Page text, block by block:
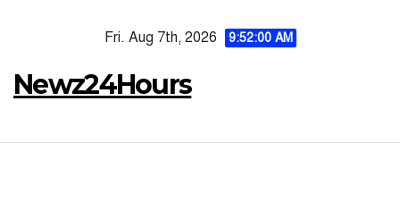
Fri. Aug 7th, 2026 9:52:01 AM
Newz24Hours